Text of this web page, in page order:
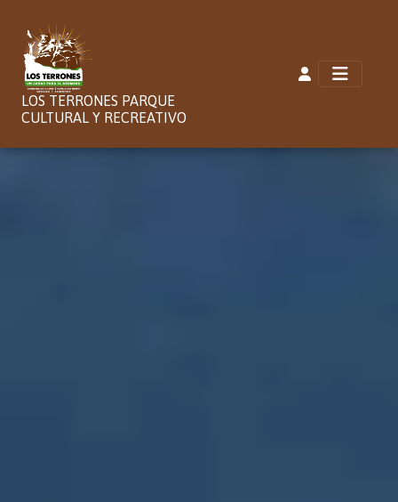
LOS TERRONES PARQUE
CULTURAL Y RECREATIVO